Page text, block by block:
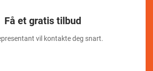
Få et gratis tilbud
vil kontakte deg snart.